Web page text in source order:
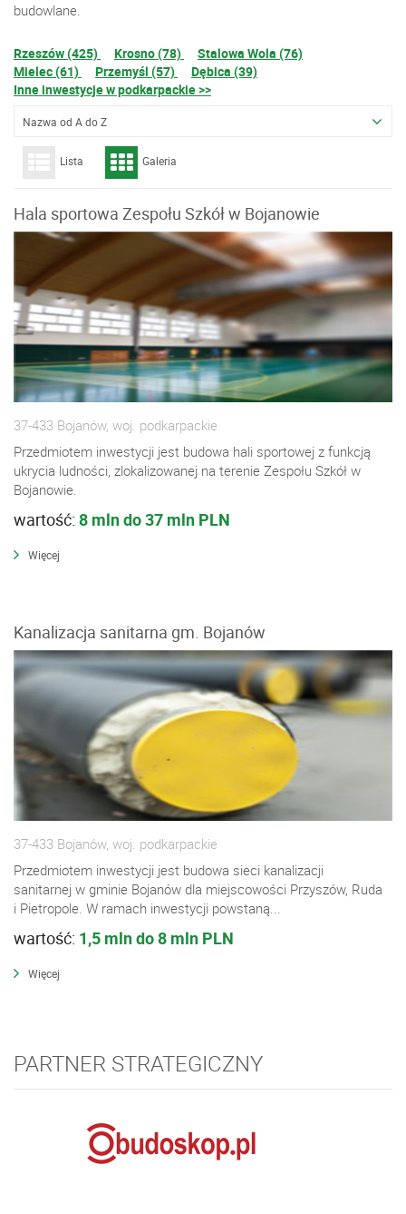
budowlane.
Rzeszów (425) Krosno (78)
Stalowa Wola (76)
Mielec (61)
Przemyśl (57)
Dębica (39)
Inne inwestycje w podkarpackie >>
Nazwa od A do Z
Lista Galeria
Hala sportowa Zespołu Szkół w Bojanowie
37-433 Bojanów, woj. podkarpackie
Przedmiotem inwestycji jest budowa hali sportowej z funkcją
ukrycia ludności, zlokalizowanej na terenie Zespołu Szkół w
Bojanowie.
wartość: 8 mln do 37 mln PLN
Więcej
Kanalizacja sanitarna gm. Bojanów
37-433 Bojanów, woj. podkarpackie
Przedmiotem inwestycji jest budowa sieci kanalizacji
sanitarnej w gminie Bojanów dla miejscowości Przyszów, Ruda
i Pietropole. W ramach inwestycji powstaną...
wartość: 1,5 mln do 8 mln PLN
Więcej
PARTNER STRATEGICZNY